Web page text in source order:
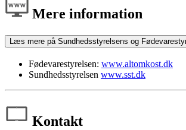
Mere information
Læs mere på Sundhedsstyrelsens og
Fødevarestyrelsen: www.altomkost.dk
Sundhedsstyrelsen www.sst.dk
Kontakt